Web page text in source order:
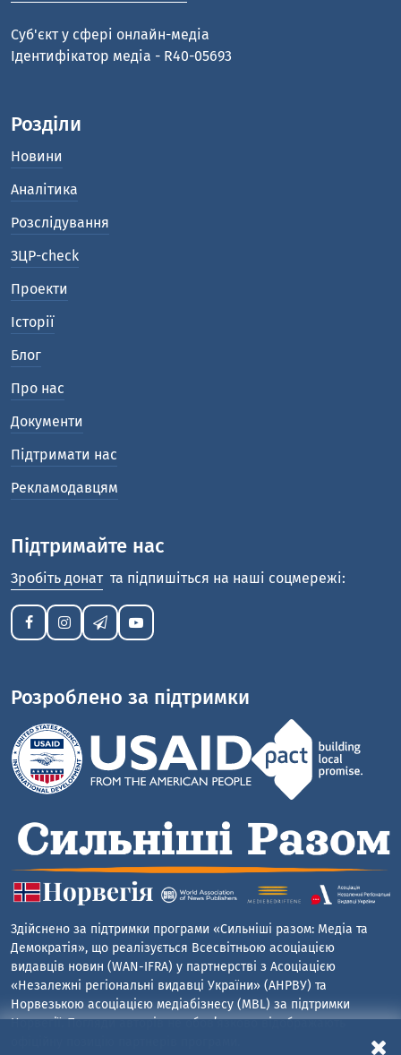
Cуб'єкт у сфері онлайн-медіа
Ідентифікатор медіа - R40-05693
Розділи
Новини
Аналітика
Розслідування
ЗЦР-check
Проекти
Історії
Блог
Про нас
Документи
Підтримати нас
Рекламодавцям
Підтримайте нас
Зробіть донат та підпишіться на наші соцмережі:
Розроблено за підтримки
Здійснено за підтримки програми «Сильніші разом: Медіа та
Демократія», що реалізується Всесвітньою асоціацією
видавців новин (WAN-IFRA) у партнерстві з Асоціацією
«Незалежні регіональні видавці України» (АНРВУ) та
Норвезькою асоціацією медіабізнесу (MBL) за підтримки
Норвегії. Погляди авторів не обов’язково відображають